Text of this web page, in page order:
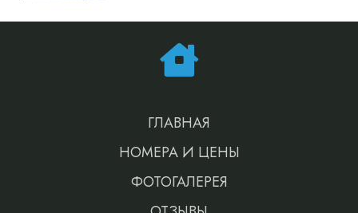
ГЛАВНАЯ
НОМЕРА И ЦЕНЫ
ФОТОГАЛЕРЕЯ